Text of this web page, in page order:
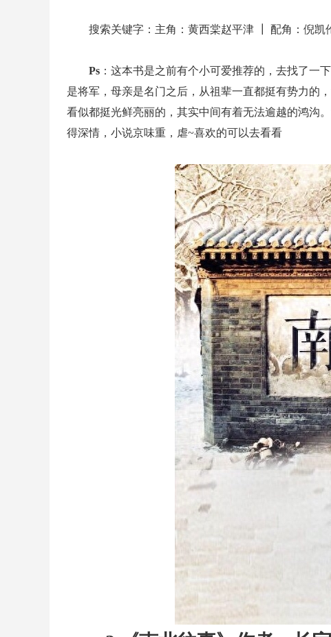
搜索关键字：主角：黄西棠赵平津 ┃ 配角：倪
Ps ：这本书是之前有个小可爱推荐的，去找了一
是将军，母亲是名门之后，从祖辈一直都挺有势力的
看似都挺光鲜亮丽的，其实中间有着无法逾越的鸿沟
得深情，小说京味重，虐~喜欢的可以去看看